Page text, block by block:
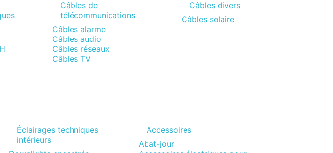
Câbles de
télécommunications
Câbles alarme
Câbles audio
Câbles réseaux
Câbles TV
Câbles divers
Câbles solaire
Éclairages techniques
intérieurs
Accessoires
Abat-jour